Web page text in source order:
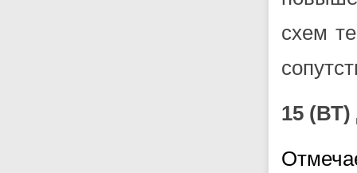
схем
15